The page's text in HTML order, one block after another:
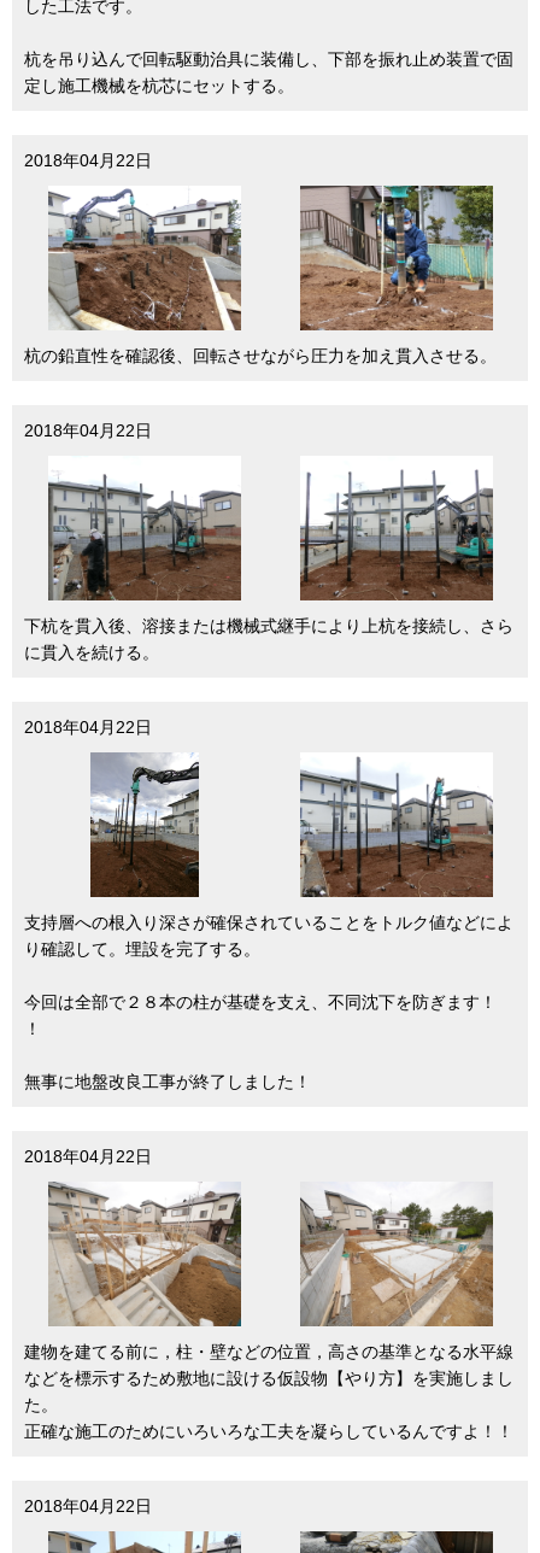
した工法です。
杭を吊り込んで回転駆動治具に装備し、下部を振れ止め装置で固
定し施工機械を杭芯にセットする。
2018年04月22日
杭の鉛直性を確認後、回転させながら圧力を加え貫入させる。
2018年04月22日
下杭を貫入後、溶接または機械式継手により上杭を接続し、さら
に貫入を続ける。
2018年04月22日
支持層への根入り深さが確保されていることをトルク値などによ
り確認して。埋設を完了する。
今回は全部で２８本の柱が基礎を支え、不同沈下を防ぎます！
！
無事に地盤改良工事が終了しました！
2018年04月22日
建物を建てる前に，柱・壁などの位置，高さの基準となる水平線
などを標示するため敷地に設ける仮設物【やり方】を実施しまし
た。
正確な施工のためにいろいろな工夫を凝らしているんですよ！！
2018年04月22日